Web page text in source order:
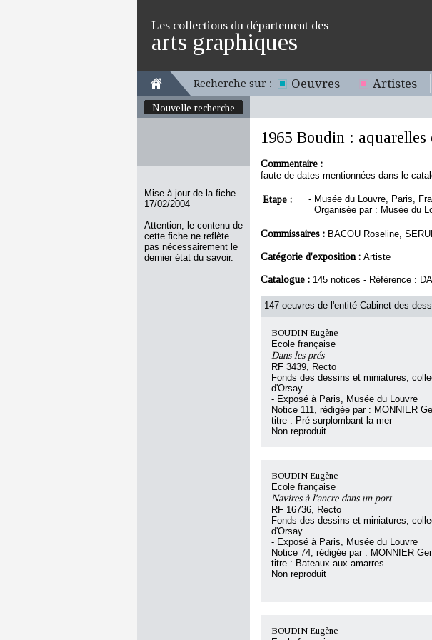
Les collections du département des
arts graphiques
Recherche sur : Oeuvres Artistes
Nouvelle recherche
Mise à jour de la fiche
17/02/2004
Attention, le contenu de
cette fiche ne reflète
pas nécessairement le
dernier état du savoir.
1965 Boudin :
Commentaire :
faute de dates mentionnées dans le
Etape : - Musée du Louvre, Paris,
Organisée par : Musée du
Commissaires : BACOU Roseline,
Catégorie d'exposition : Artiste
Catalogue : 145 notices - Référence :
147 oeuvres de l'entité Cabinet des
BOUDIN Eugène
Ecole française
Dans les prés
RF 3439, Recto
Fonds des dessins et miniatures,
d'Orsay
- Exposé à Paris, Musée du Louvre
Notice 111, rédigée par : MONNIER
titre : Pré surplombant la mer
Non reproduit
BOUDIN Eugène
Ecole française
Navires à l'ancre dans un port
RF 16736, Recto
Fonds des dessins et miniatures,
d'Orsay
- Exposé à Paris, Musée du Louvre
Notice 74, rédigée par : MONNIER
titre : Bateaux aux amarres
Non reproduit
BOUDIN Eugène